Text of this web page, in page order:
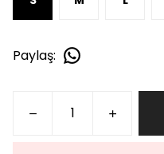
Paylaş: